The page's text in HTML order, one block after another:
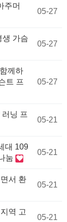
주머
05-27
생 가슴
05-27
께하
트 프
05-27
닝 프
05-21
대 109
눔
05-21
서 환
05-21
역 고
05-21